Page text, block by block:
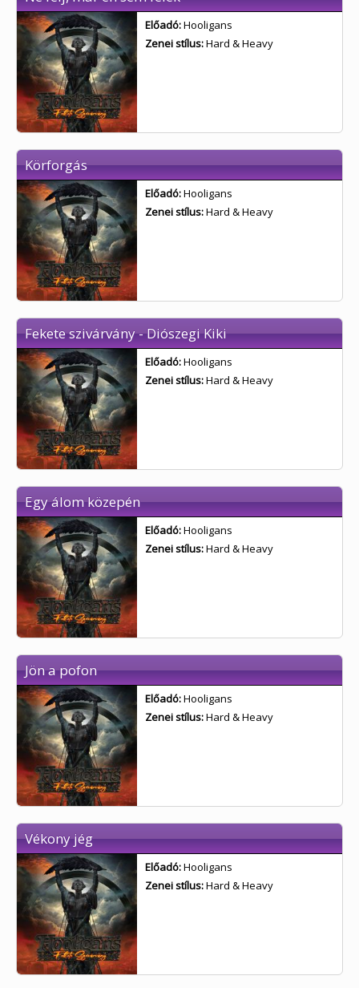
Előadó:Hooligans
Zenei stílus:Hard & Heavy
Körforgás
Előadó:Hooligans
Zenei stílus:Hard & Heavy
Fekete szivárvány - Diószegi Kiki
Előadó:Hooligans
Zenei stílus:Hard & Heavy
Egy álom közepén
Előadó:Hooligans
Zenei stílus:Hard & Heavy
Jön a pofon
Előadó:Hooligans
Zenei stílus:Hard & Heavy
Vékony jég
Előadó:Hooligans
Zenei stílus:Hard & Heavy